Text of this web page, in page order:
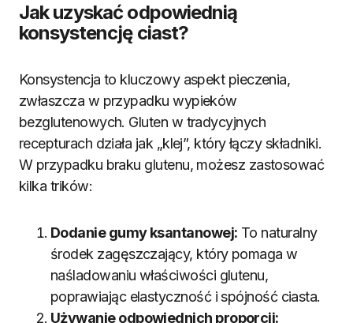
Jak uzyskać odpowiednią
konsystencję ciast?
Konsystencja to kluczowy aspekt pieczenia,
zwłaszcza w przypadku wypieków
bezglutenowych. Gluten w tradycyjnych
recepturach działa jak „klej”, który łączy składniki.
W przypadku braku glutenu, możesz zastosować
kilka trików:
Dodanie gumy ksantanowej: To naturalny
środek zagęszczający, który pomaga w
naśladowaniu właściwości glutenu,
poprawiając elastyczność i spójność ciasta.
Używanie odpowiednich proporcji: